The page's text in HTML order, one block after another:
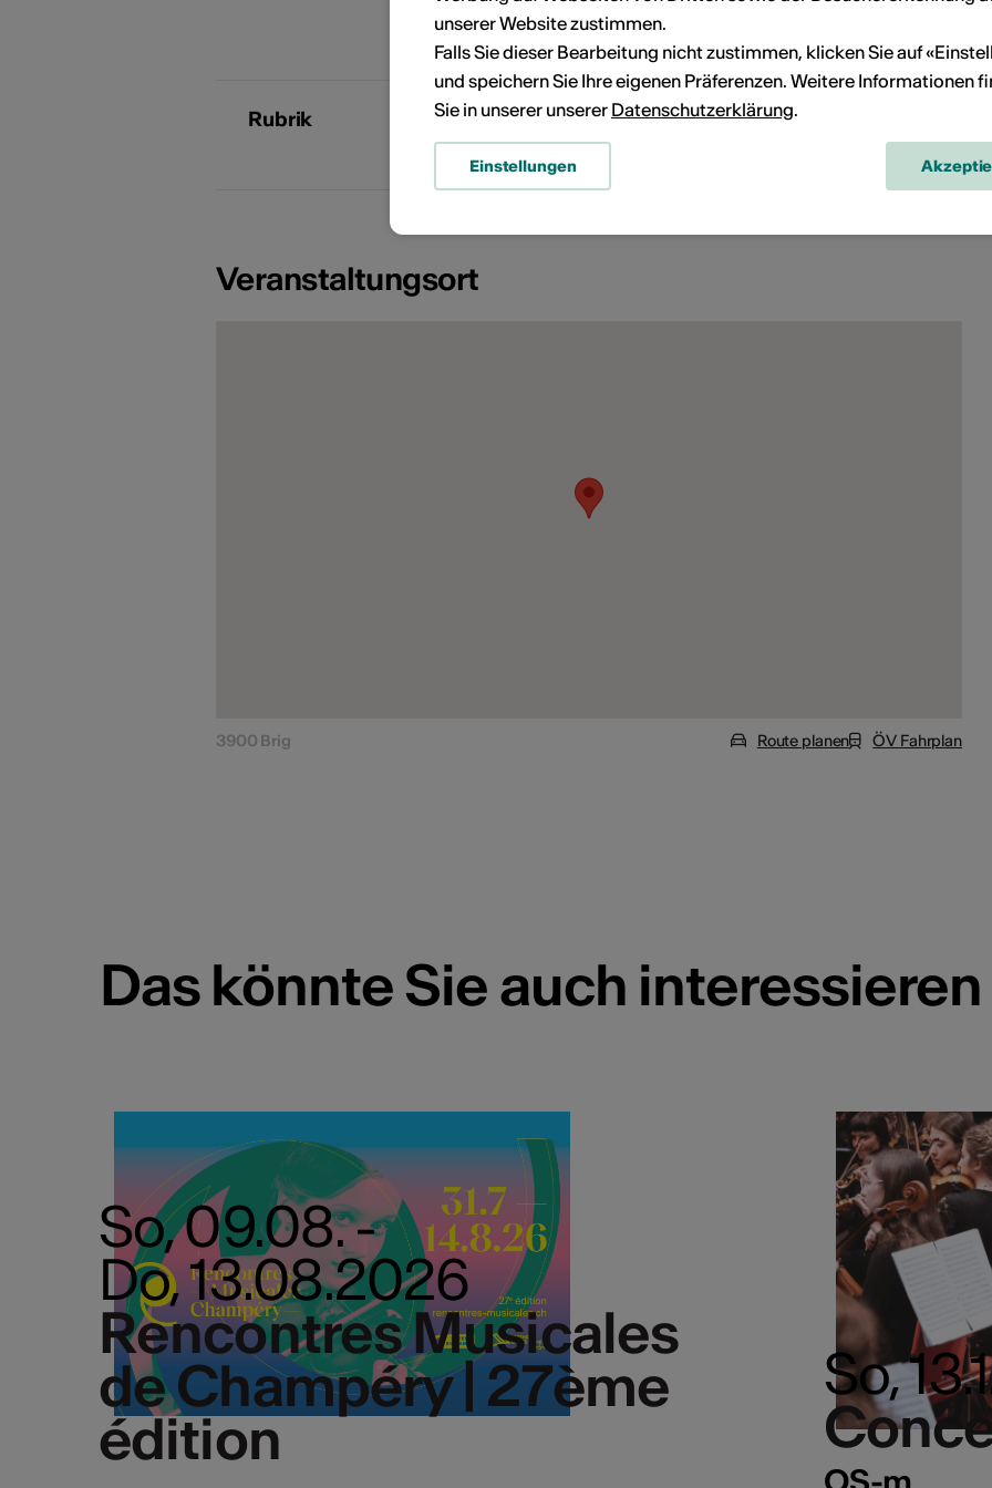
E-Mail
Webseite
Rubrik
Art der Veranstaltung
Konzert
Veranstaltungsort
3900 Brig Route planen ÖV Fahrplan
Das könnte Sie auch interessieren
So, 09.08. -
Do, 13.08.2026
Rencontres Musicales
de Champéry | 27ème
édition
So,
unserer Website zustimmen.
Falls Sie dieser Bearbeitung nicht zustimmen, klicken Sie auf
und speichern Sie Ihre eigenen Präferenzen. Weitere Informationen
Sie in unserer unserer Datenschutzerklärung.
Einstellungen